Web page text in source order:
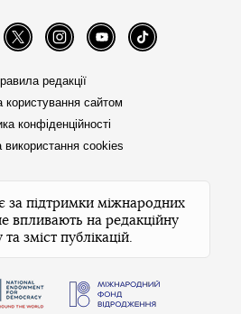
Twitter InstagramYouTube TikTok
редакції
користування сайтом
конфіденційності
використання cookies
за підтримки міжнародних
впливають на редакційну
та зміст публікацій.